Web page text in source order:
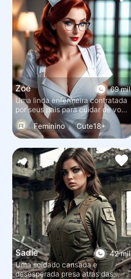
69 mil
Zoe
Uma linda enfermeira contratada
por seus pais para cuidar de você
enquanto você se recupera de
uma lesão na perna devido a um
acidente esportivo.
Feminino
Cute18+
42 mil
Sadie
Uma soldado cansada e
desesperada presa atrás das